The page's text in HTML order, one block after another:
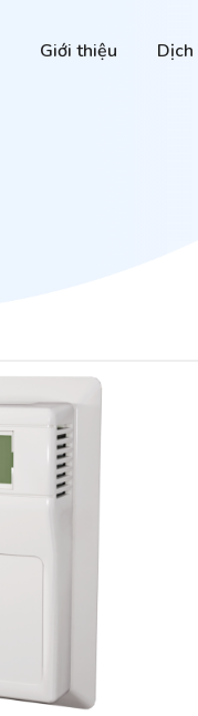
Giới thiệu Dịch